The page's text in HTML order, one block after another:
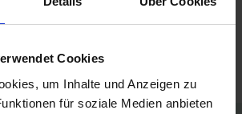
Cookies
um Inhalte und Anzeigen zu
für soziale Medien anbieten
zum Vergleichen.